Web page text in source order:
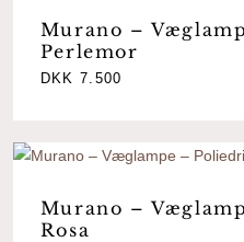
Murano –
Perlemor
DKK 7.500
Murano –
Rosa